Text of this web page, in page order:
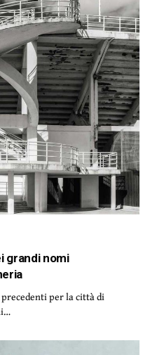
grandi nomi
per la città di